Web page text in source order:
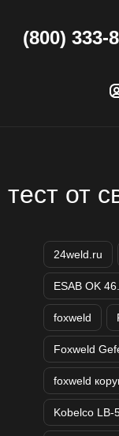
(800) 333-
от
24weld.ru
ESAB OK
foxweld
Foxweld
foxweld
Kobelco LB-